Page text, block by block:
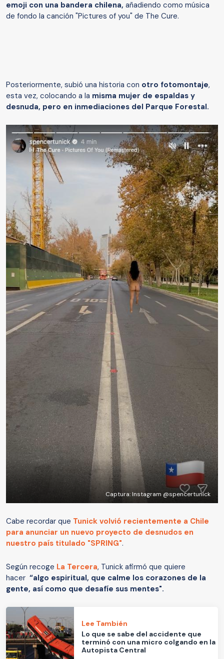
emoji con una bandera chilena, añadiendo como música
de fondo la canción "Pictures of you" de The Cure.
Posteriormente, subió una historia con otro fotomontaje,
esta vez, colocando a la misma mujer de espaldas y
desnuda, pero en inmediaciones del Parque Forestal.
Captura: Instagram @spencertunick
Cabe recordar que Tunick volvió recientemente a Chile
para anunciar un nuevo proyecto de desnudos en
nuestro país titulado "SPRING".
Según recoge La Tercera, Tunick afirmó que quiere
hacer “algo espiritual, que calme los corazones de la
gente, así como que desafíe sus mentes".
Lee También
Lo que se sabe del accidente que
terminó con una micro colgando en la
Autopista Central